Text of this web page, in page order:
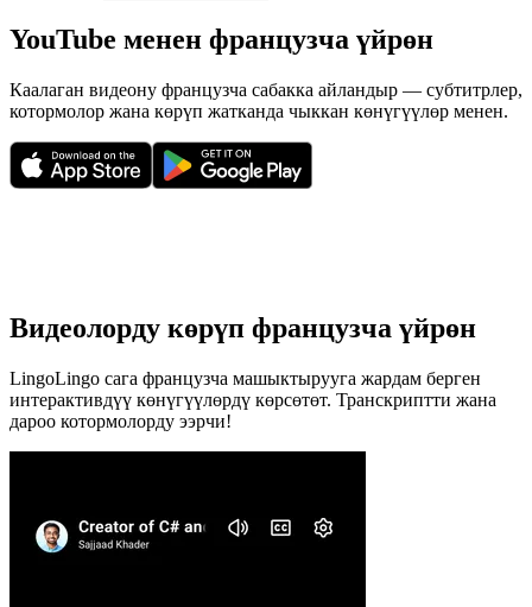
YouTube менен французча үйрөн
Каалаган видеону французча сабакка айландыр — субтитрлер,
котормолор жана көрүп жатканда чыккан көнүгүүлөр менен.
Видеолорду көрүп французча үйрөн
LingoLingo сага французча машыктырууга жардам берген
интерактивдүү көнүгүүлөрдү көрсөтөт. Транскриптти жана
дароо котормолорду ээрчи!